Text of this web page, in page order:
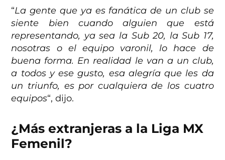
“La gente que ya es fanática de un club se
siente bien cuando alguien que está
representando, ya sea la Sub 20, la Sub 17,
nosotras o el equipo varonil, lo hace de
buena forma. En realidad le van a un club,
a todos y ese gusto, esa alegría que les da
un triunfo, es por cualquiera de los cuatro
equipos“, dijo.
¿Más extranjeras a la Liga MX
Femenil?